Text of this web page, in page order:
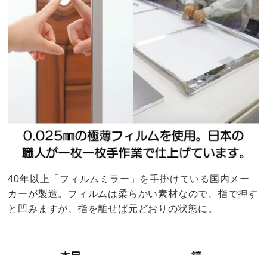
40年以上「フィルムミラー」を手掛けている国内メー
カーが製造。フィルムは柔らかい素材なので、指で押す
と凹みますが、指を離せば元どおりの状態に。